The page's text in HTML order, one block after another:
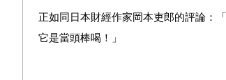
正如同日本財經作家岡本吏郎的評論：
它是當頭棒喝！」